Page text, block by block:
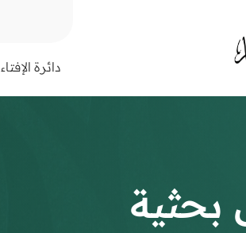
دائرة الإفتاء
بحثية